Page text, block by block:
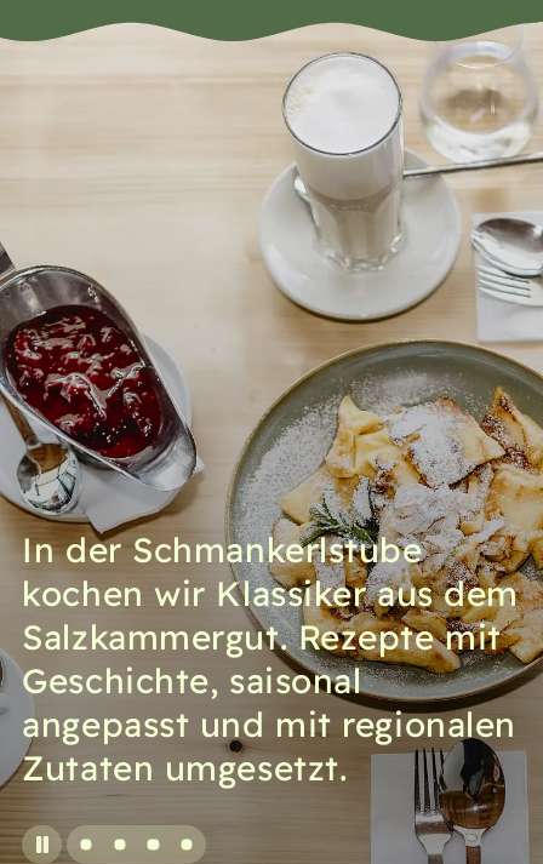
In der Schmankerlstube
kochen wir Klassiker aus dem
Salzkammergut. Rezepte mit
Geschichte, saisonal
angepasst und mit regionalen
Zutaten umgesetzt.